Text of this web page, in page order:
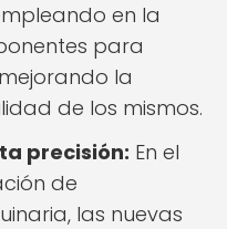
en la
para
la
de los mismos.
precisión: En el
de
las nuevas